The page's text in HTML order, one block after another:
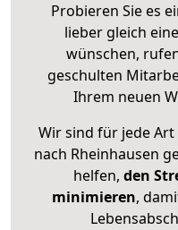
Probieren Sie es
lieber gleich eine
wünschen,
geschulten
Ihrem neuen
Wir sind für jede
nach Rheinhausen
helfen, den
minimieren,